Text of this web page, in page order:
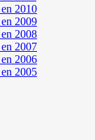
2010
2009
2008
2007
2006
2005